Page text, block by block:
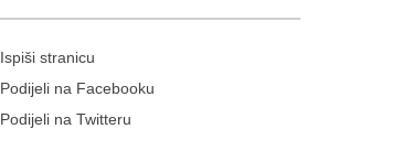
Ispiši stranicu
Podijeli na Facebooku
Podijeli na Twitteru